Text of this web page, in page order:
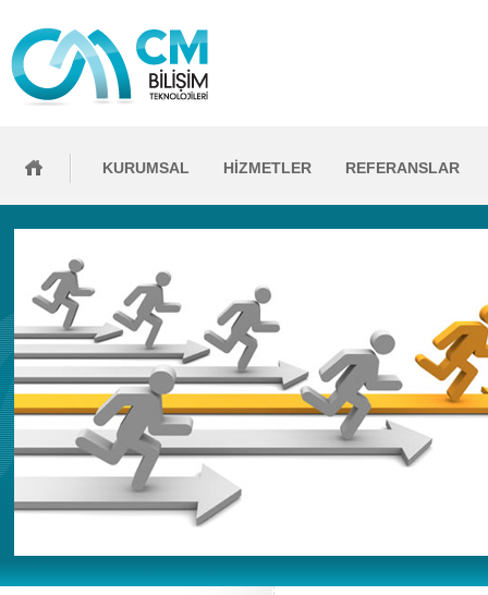
KURUMSAL HİZMETLER REFERANSLAR